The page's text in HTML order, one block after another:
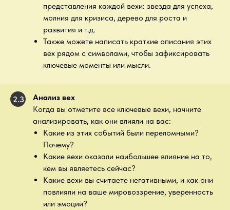
представления каждой вехи: звезда для успеха,
молния для кризиса, дерево для роста и
развития и т.д.
Также можете написать краткие описания этих
вех рядом с символами, чтобы зафиксировать
ключевые моменты или мысли.
2.3
Анализ вех
Когда вы отметите все ключевые вехи, начните
анализировать, как они влияли на вас:
Какие из этих событий были переломными?
Почему?
Какие вехи оказали наибольшее влияние на то,
кем вы являетесь сейчас?
Какие вехи вы считаете негативными, и как они
повлияли на ваше мировоззрение, уверенность
или эмоции?